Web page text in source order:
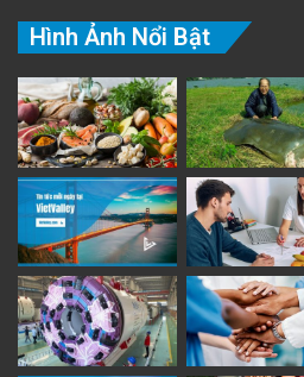
Hình Ảnh Nổi Bật